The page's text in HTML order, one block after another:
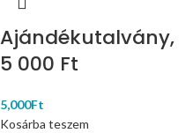
Ajándékutalvány,
5 000 Ft
5,000Ft
Kosárba teszem